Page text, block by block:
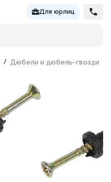
Для юрлиц
/ Дюбели и дюбель-гвозди